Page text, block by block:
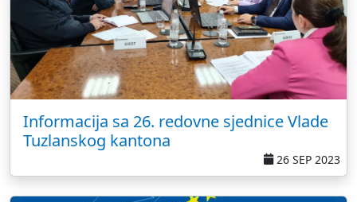
Informacija sa 26. redovne sjednice Vlade
Tuzlanskog kantona
26 SEP 2023